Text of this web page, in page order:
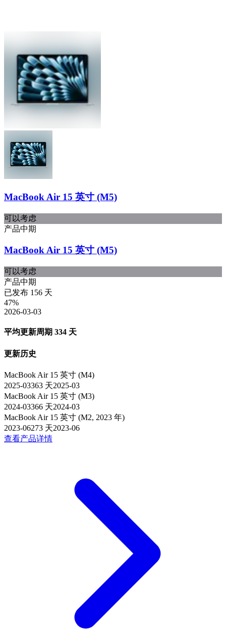
MacBook Air 15 英寸 (M5)
可以考虑
产品中期
MacBook Air 15 英寸 (M5)
可以考虑
产品中期
已发布 156 天
47%
2026-03-03
平均更新周期 334 天
更新历史
MacBook Air 15 英寸 (M4)
2025-03363 天2025-03
MacBook Air 15 英寸 (M3)
2024-03366 天2024-03
MacBook Air 15 英寸 (M2, 2023 年)
2023-06273 天2023-06
查看产品详情